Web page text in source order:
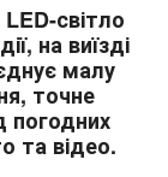
світло
на виїзді
малу
точне
погодних
та відео.